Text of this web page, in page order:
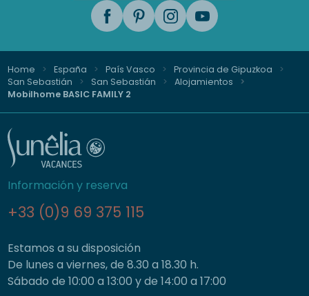
Home España País Vasco
Provincia de Gipuzkoa
San Sebastián
San Sebastián
Alojamientos
Mobilhome BASIC FAMILY 2
Información y reserva
+33 (0)9 69 375 115
Estamos a su disposición
De lunes a viernes, de 8.30 a 18.30 h.
Sábado de 10:00 a 13:00 y de 14:00 a 17:00